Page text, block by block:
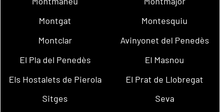
Montgat
Montesquiu
Montclar
Avinyonet del Penedès
El Pla del Penedès
El Masnou
Els Hostalets de Pierola
El Prat de Llobregat
Sitges
Seva